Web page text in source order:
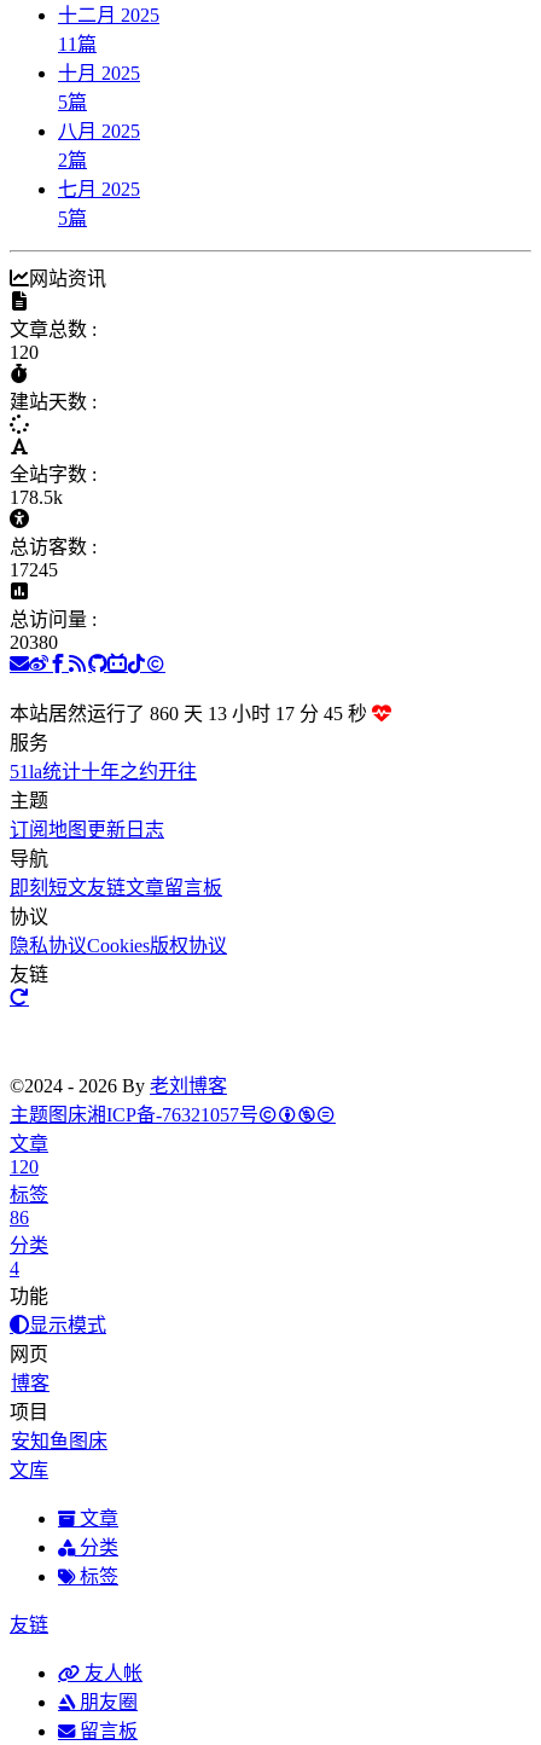
十二月 2025
11篇
十月 2025
5篇
八月 2025
2篇
七月 2025
5篇
网站资讯
文章总数 :
120
建站天数 :
全站字数 :
178.5k
总访客数 :
17245
总访问量 :
20380
本站居然运行了 860 天 13 小时 17 分 46 秒
服务
51la统计十年之约开往
主题
订阅地图 更新日志
导航
即刻短文友链文章留言板
协议
隐私协议Cookies版权协议
友链
©2024 - 2026 By 老刘博客
主题 图床湘ICP备-76321057号
文章
120
标签
86
分类
4
功能
显示模式
网页
博客
项目
安知鱼图床
文库
文章
分类
标签
友链
友人帐
朋友圈
留言板